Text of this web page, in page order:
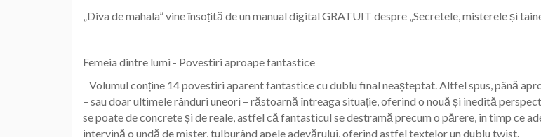
„Diva de mahala” vine însoțită de un manual digital GRATUIT despre „Secretele, misterele și
Femeia dintre lumi - Povestiri aproape fantastice
Volumul conține 14 povestiri aparent fantastice cu dublu final neașteptat. Altfel spus, până
– sau doar ultimele rânduri uneori – răstoarnă întreaga situație, oferind o nouă și inedită
se poate de concrete și de reale, astfel că fantasticul se destramă precum o părere, în timp ce
intervină o undă de mister, tulburând apele adevărului, oferind astfel textelor un dublu twist.